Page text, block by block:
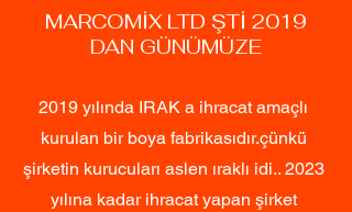
MARCOMİX LTD ŞTİ 2019
DAN GÜNÜMÜZE
2019 yılında IRAK a ihracat amaçlı
kurulan bir boya fabrikasıdır.çünkü
şirketin kurucuları aslen ıraklı idi.. 2023
yılına kadar ihracat yapan şirket